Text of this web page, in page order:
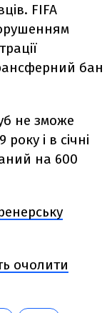
FIFA
бан
не зможе
і в січні
на 600
очолити